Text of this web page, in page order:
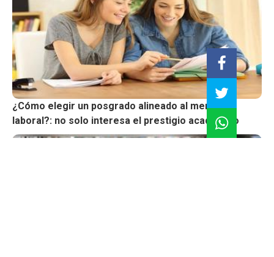
¿Cómo elegir un posgrado alineado al mercado
laboral?: no solo interesa el prestigio académico